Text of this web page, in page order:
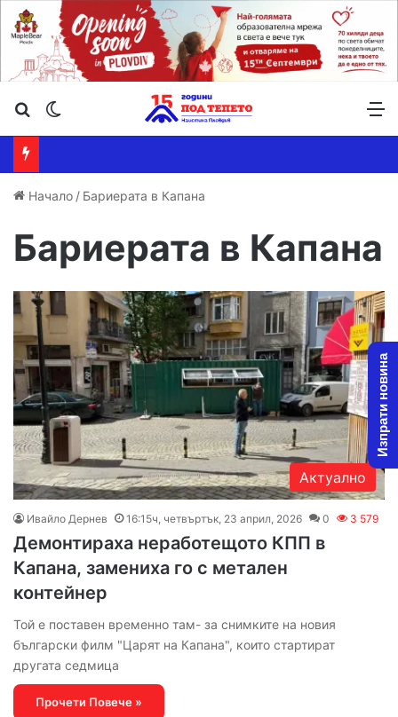
Търсене ...
Начало / Бариерата в Капана
Бариерата в Капана
Актуално
Ивайло Дернев 16:15ч, четвъртък, 23 април, 2026 0 3 579
Демонтираха неработещото КПП в
Капана, замениха го с метален
контейнер
Той е поставен временно там- за снимките на новия
български филм "Царят на Капана", които стартират
другата седмица
Прочети Повече »
Изпрати новина